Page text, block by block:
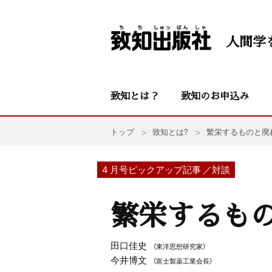
人間学
致知とは？ 致知のお申込み
トップ 致知とは? 繁栄するものと
4 月号ピックアップ記事 ／対談
繁栄するも
田口佳史 （東洋思想研究家）
今井博文 （富士製薬工業会長）